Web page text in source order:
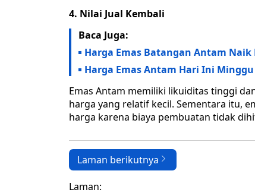
4. Nilai Jual Kembali
Baca Juga:
Harga Emas Batangan Antam Naik
Harga Emas Antam Hari Ini Minggu
Emas Antam memiliki likuiditas tinggi
harga yang relatif kecil. Sementara itu,
harga karena biaya pembuatan tidak
Laman berikutnya
Laman: